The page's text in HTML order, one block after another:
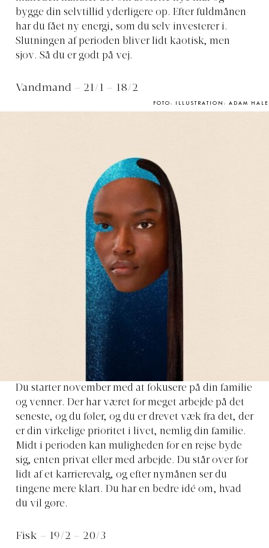
bygge din selvtillid yderligere op. Efter fuldmånen
har du fået ny energi, som du selv investerer i.
Slutningen af perioden bliver lidt kaotisk, men
sjov. Så du er godt på vej.
Vandmand – 21/1 – 18/2
FOTO: ILLUSTRATION: ADAM HALE
Du starter november med at fokusere på din familie
og venner. Der har været for meget arbejde på det
seneste, og du føler, og du er drevet væk fra det, der
er din virkelige prioritet i livet, nemlig din familie.
Midt i perioden kan muligheden for en rejse byde
sig, enten privat eller med arbejde. Du står over for
lidt af et karrierevalg, og efter nymånen ser du
tingene mere klart. Du har en bedre idé om, hvad
du vil gøre.
Fisk – 19/2 – 20/3